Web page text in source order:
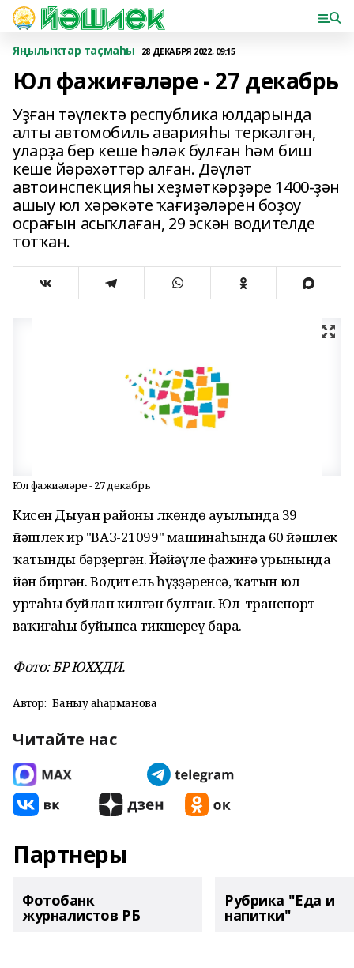
Яңылыҡтар таҫмаһы 28 ДЕКАБРЯ 2022, 09:15
Юл фажиғәләре - 27 декабрь
Уҙған тәүлектә республика юлдарында
алты автомобиль аварияһы теркәлгән,
уларҙа бер кеше һәләк булған һәм биш
кеше йәрәхәттәр алған. Дәүләт
автоинспекцияһы хеҙмәткәрҙәре 1400-ҙән
ашыу юл хәрәкәте ҡағиҙәләрен боҙоу
осрағын асыҡлаған, 29 эскән водителде
тотҡан.
Юл фажиғәләре - 27 декабрь
Кисен Дыуан районы Өлкөндө ауылында 39
йәшлек ир "ВАЗ-21099" машинаһында 60 йәшлек
ҡатынды бәрҙергән. Йәйәүле фажиғә урынында
йән биргән. Водитель һүҙҙәренсә, ҡатын юл
уртаһы буйлап килгән булған. Юл-транспорт
ваҡиғаһы буйынса тикшереү бара.
Фото: БР ЮХХДИ.
Автор: Баныу Ҡаһарманова
Читайте нас
Партнеры
Фотобанк
журналистов РБ
Рубрика "Еда и
напитки"